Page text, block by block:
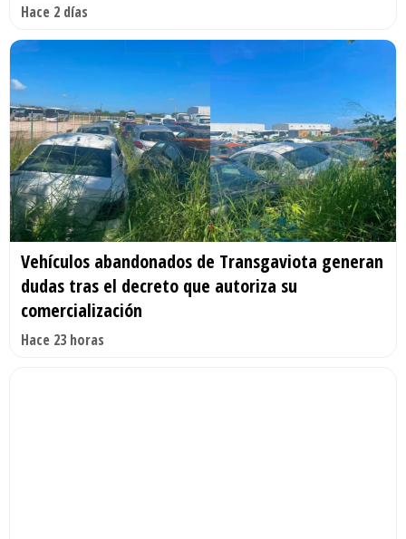
Hace 2 días
Vehículos abandonados de Transgaviota generan
dudas tras el decreto que autoriza su
comercialización
Hace 23 horas